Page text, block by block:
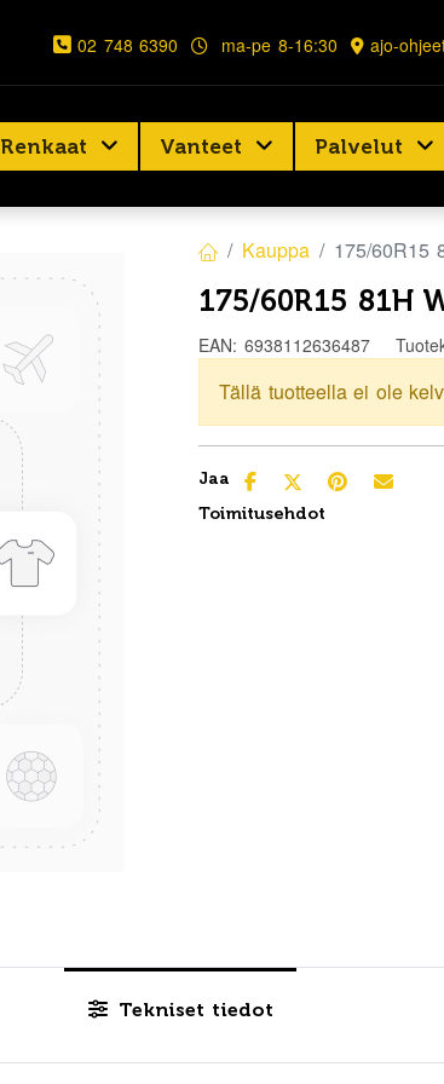
02 748 6390 ma-pe 8-16:30 ajo-
Renkaat Vanteet Palvelut
Kauppa 175/60R15
175/60R15 81H
EAN: 6938112636487
Tällä tuotteella ei ole
Jaa
Toimitusehdot
Tekniset tiedot